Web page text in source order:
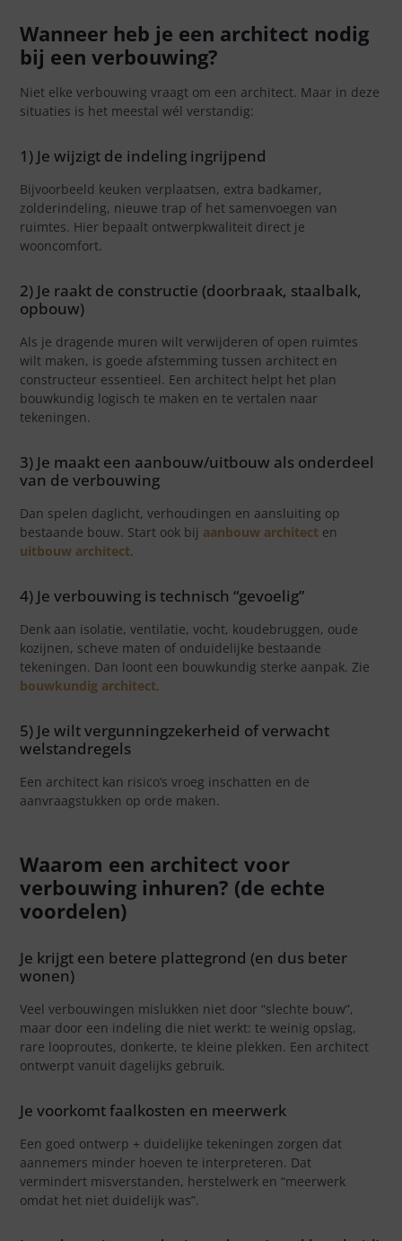
Wanneer heb je een architect nodig
bij een verbouwing?
Niet elke verbouwing vraagt om een architect. Maar in deze
situaties is het meestal wél verstandig:
1) Je wijzigt de indeling ingrijpend
Bijvoorbeeld keuken verplaatsen, extra badkamer,
zolderindeling, nieuwe trap of het samenvoegen van
ruimtes. Hier bepaalt ontwerpkwaliteit direct je
wooncomfort.
2) Je raakt de constructie (doorbraak, staalbalk,
opbouw)
Als je dragende muren wilt verwijderen of open ruimtes
wilt maken, is goede afstemming tussen architect en
constructeur essentieel. Een architect helpt het plan
bouwkundig logisch te maken en te vertalen naar
tekeningen.
3) Je maakt een aanbouw/uitbouw als onderdeel
van de verbouwing
Dan spelen daglicht, verhoudingen en aansluiting op
bestaande bouw. Start ook bij aanbouw architect en
uitbouw architect.
4) Je verbouwing is technisch “gevoelig”
Denk aan isolatie, ventilatie, vocht, koudebruggen, oude
kozijnen, scheve maten of onduidelijke bestaande
tekeningen. Dan loont een bouwkundig sterke aanpak. Zie
bouwkundig architect.
5) Je wilt vergunningzekerheid of verwacht
welstandregels
Een architect kan risico’s vroeg inschatten en de
aanvraagstukken op orde maken.
Waarom een architect voor
verbouwing inhuren? (de echte
voordelen)
Je krijgt een betere plattegrond (en dus beter
wonen)
Veel verbouwingen mislukken niet door “slechte bouw”,
maar door een indeling die niet werkt: te weinig opslag,
rare looproutes, donkerte, te kleine plekken. Een architect
ontwerpt vanuit dagelijks gebruik.
Je voorkomt faalkosten en meerwerk
Een goed ontwerp + duidelijke tekeningen zorgen dat
aannemers minder hoeven te interpreteren. Dat
vermindert misverstanden, herstelwerk en “meerwerk
omdat het niet duidelijk was”.